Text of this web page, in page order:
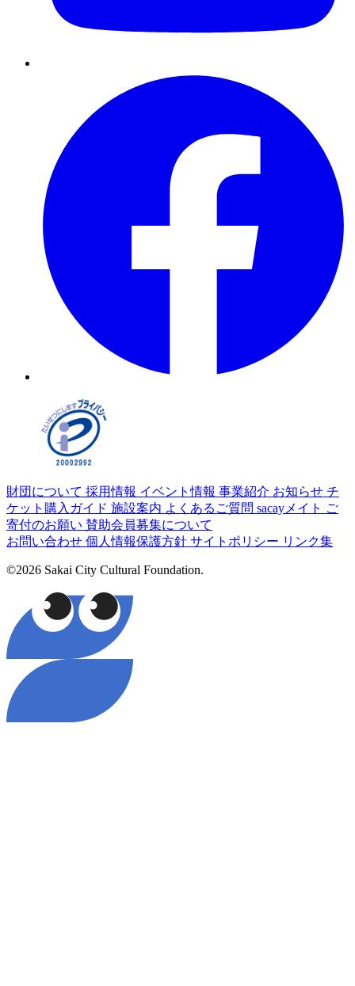
財団について 採用情報 イベント情報 事業紹介 お知らせ チ
ケット購入ガイド 施設案内 よくあるご質問 sacayメイト ご
寄付のお願い 賛助会員募集について
お問い合わせ 個人情報保護方針 サイトポリシー リンク集
©2026 Sakai City Cultural Foundation.